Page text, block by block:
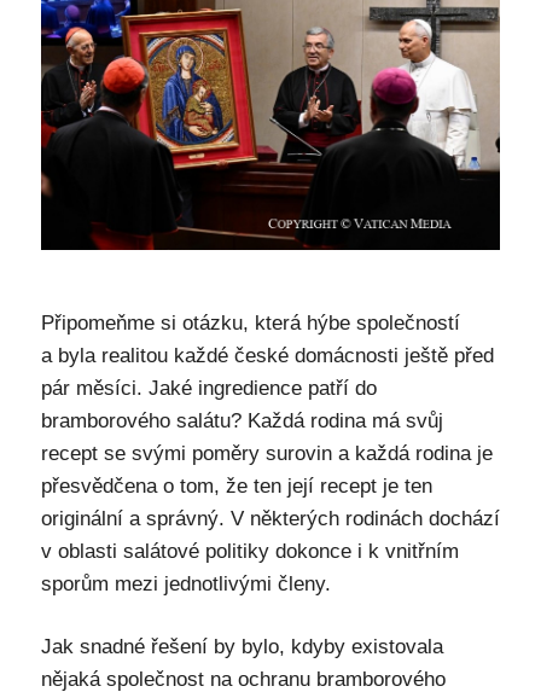
Připomeňme si otázku, která hýbe společností
a byla realitou každé české domácnosti ještě před
pár měsíci. Jaké ingredience patří do
bramborového salátu? Každá rodina má svůj
recept se svými poměry surovin a každá rodina je
přesvědčena o tom, že ten její recept je ten
originální a správný. V některých rodinách dochází
v oblasti salátové politiky dokonce i k vnitřním
sporům mezi jednotlivými členy.
Jak snadné řešení by bylo, kdyby existovala
nějaká společnost na ochranu bramborového